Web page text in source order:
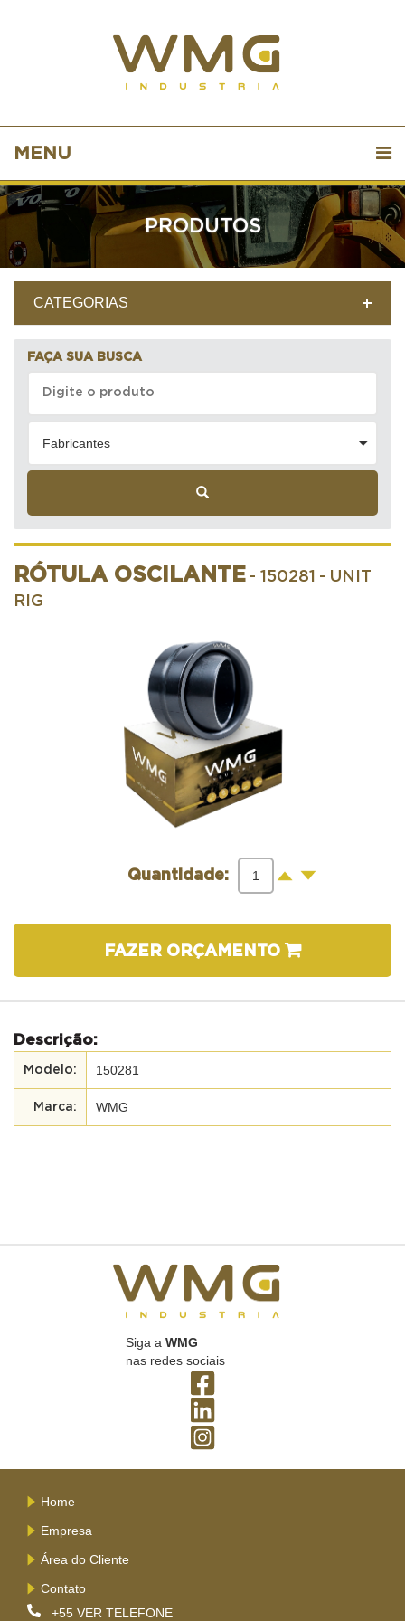
MENU
PRODUTOS
CATEGORIAS
FAÇA SUA BUSCA
Fabricantes
RÓTULA OSCILANTE - 150281 - UNIT
RIG
Quantidade: + -
FAZER ORÇAMENTO
Descrição:
150281
WMG
Siga a WMG
nas redes sociais
Home
Empresa
Área do Cliente
Contato
+55 VER TELEFONE